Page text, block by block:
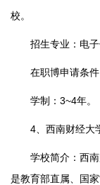
校。
招生专业：电子
在职博申请条件
学制：3~4年。
4、西南财经大
学校简介：西南
是教育部直属、国家